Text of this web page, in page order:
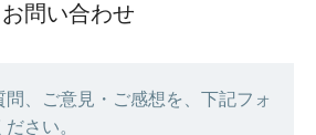
お問い合わせ
問、ご意見・ご感想を、下記フォ
さい。